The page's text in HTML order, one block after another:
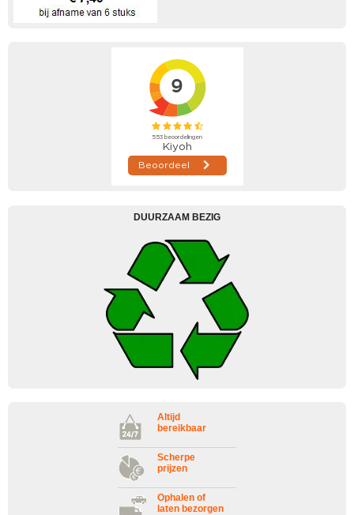
DUURZAAM BEZIG
Altijd
bereikbaar
Scherpe
prijzen
Ophalen of
laten bezorgen